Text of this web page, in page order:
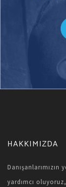
HAKKIMIZDA
yardımcı